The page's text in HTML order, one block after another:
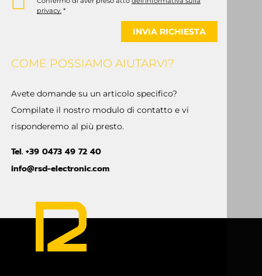
privacy.*
INVIA RICHIESTA
COME POSSIAMO AIUTARVI?
Avete domande su un articolo specifico?
Compilate il nostro modulo di contatto e vi
risponderemo al più presto.
Tel. +39 0473 49 72 40
info@rsd-electronic.com